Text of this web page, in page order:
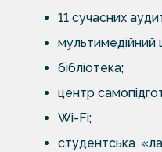
11 сучасних
мультимедійний
бібліотека;
центр
Wi-Fi;
студентська